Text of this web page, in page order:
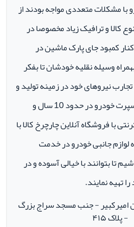
با مشکلات متعددی مواجه بودند از
کالا و ترافیک زیاد مخصوصا در
کمبود جای پارک ماشین در
وسیله نقلیه خودشان تا بفکر
تجارب نیروهای خود در زمینه تولید و
فروش لوازم جانبی و اسپرت خودرو در حدود 10 سال و
با فروشگاه آنلاین چارچرخ کالا با
لوازم جانبی خودرو در خدمت
تا بتوانند با خیالی آسوده و در
تهیه نمایند.
امیرکبیر - جنب مسجد سراج بزرگ
- پلاک ۴۱۵